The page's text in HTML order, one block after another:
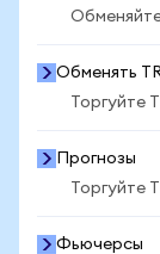
Обменять
Торгуйте
Прогнозы
Торгуйте
Фьючерсы